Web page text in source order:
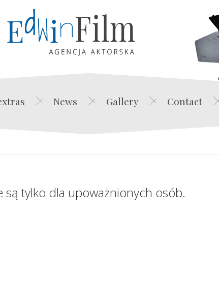
Edwin Film Agencja Aktorska
News Gallery Contact
tylko dla upoważnionych osób.